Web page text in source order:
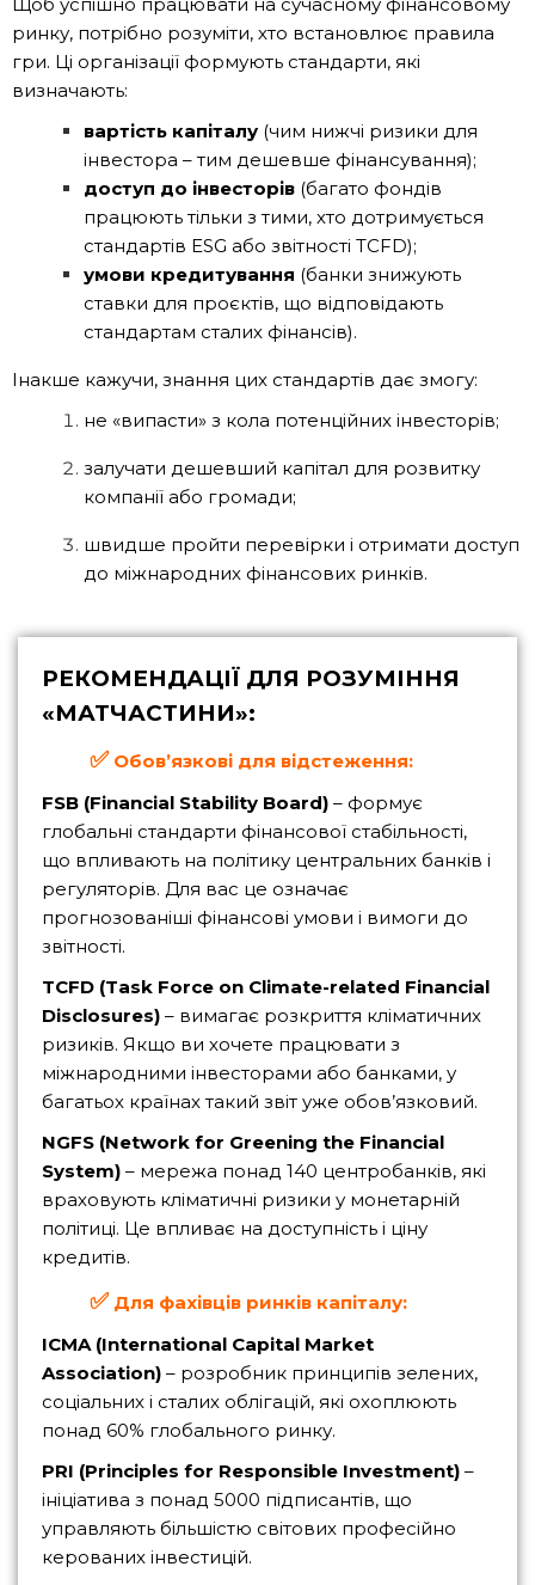
ринку, потрібно розуміти, хто встановлює правила
гри. Ці організації формують стандарти, які
визначають:
вартість капіталу (чим нижчі ризики для
інвестора – тим дешевше фінансування);
доступ до інвесторів (багато фондів
працюють тільки з тими, хто дотримується
стандартів ESG або звітності TCFD);
умови кредитування (банки знижують
ставки для проєктів, що відповідають
стандартам сталих фінансів).
Інакше кажучи, знання цих стандартів дає змогу:
не «випасти» з кола потенційних інвесторів;
залучати дешевший капітал для розвитку
компанії або громади;
швидше пройти перевірки і отримати доступ
до міжнародних фінансових ринків.
РЕКОМЕНДАЦІЇ ДЛЯ РОЗУМІННЯ
«МАТЧАСТИНИ»:
✅Обов’язкові для відстеження:
FSB (Financial Stability Board) – формує
глобальні стандарти фінансової стабільності,
що впливають на політику центральних банків і
регуляторів. Для вас це означає
прогнозованіші фінансові умови і вимоги до
звітності.
TCFD (Task Force on Climate-related Financial
Disclosures) – вимагає розкриття кліматичних
ризиків. Якщо ви хочете працювати з
міжнародними інвесторами або банками, у
багатьох країнах такий звіт уже обов’язковий.
NGFS (Network for Greening the Financial
System) – мережа понад 140 центробанків, які
враховують кліматичні ризики у монетарній
політиці. Це впливає на доступність і ціну
кредитів.
✅Для фахівців ринків капіталу:
ICMA (International Capital Market
Association) – розробник принципів зелених,
соціальних і сталих облігацій, які охоплюють
понад 60% глобального ринку.
PRI (Principles for Responsible Investment) –
ініціатива з понад 5000 підписантів, що
управляють більшістю світових професійно
керованих інвестицій.